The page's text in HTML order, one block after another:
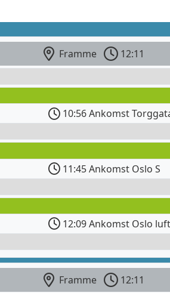
Framme
12:11
10:56 Ankomst
11:45 Ankomst Oslo S
12:09 Ankomst Oslo
Framme
12:11